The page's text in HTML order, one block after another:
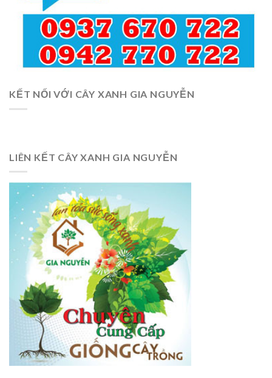
KẾT NỐI VỚI CÂY XANH GIA NGUYỄN
LIÊN KẾT CÂY XANH GIA NGUYỄN